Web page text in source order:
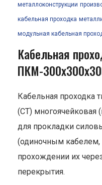
металлоконструкции
кабельная проходка
модульная кабельная
Кабельная
ПКМ-
Кабельная проходка
(СТ) многоячейковая
для прокладки
(одиночным кабелем,
прохождении их
перекрытия.